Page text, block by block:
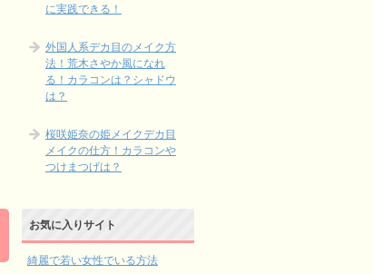
に実践できる！
外国人系デカ目のメイク方
法！荒木さやか風になれ
る！カラコンは？シャドウ
は？
桜咲姫奈の姫メイクデカ目
メイクの仕方！カラコンや
つけまつげは？
お気に入りサイト
綺麗で若い女性でいる方法